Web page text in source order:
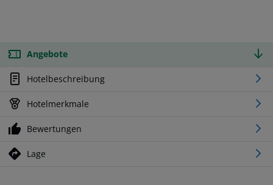
Angebote
Hotelbeschreibung
Hotelmerkmale
Bewertungen
Lage